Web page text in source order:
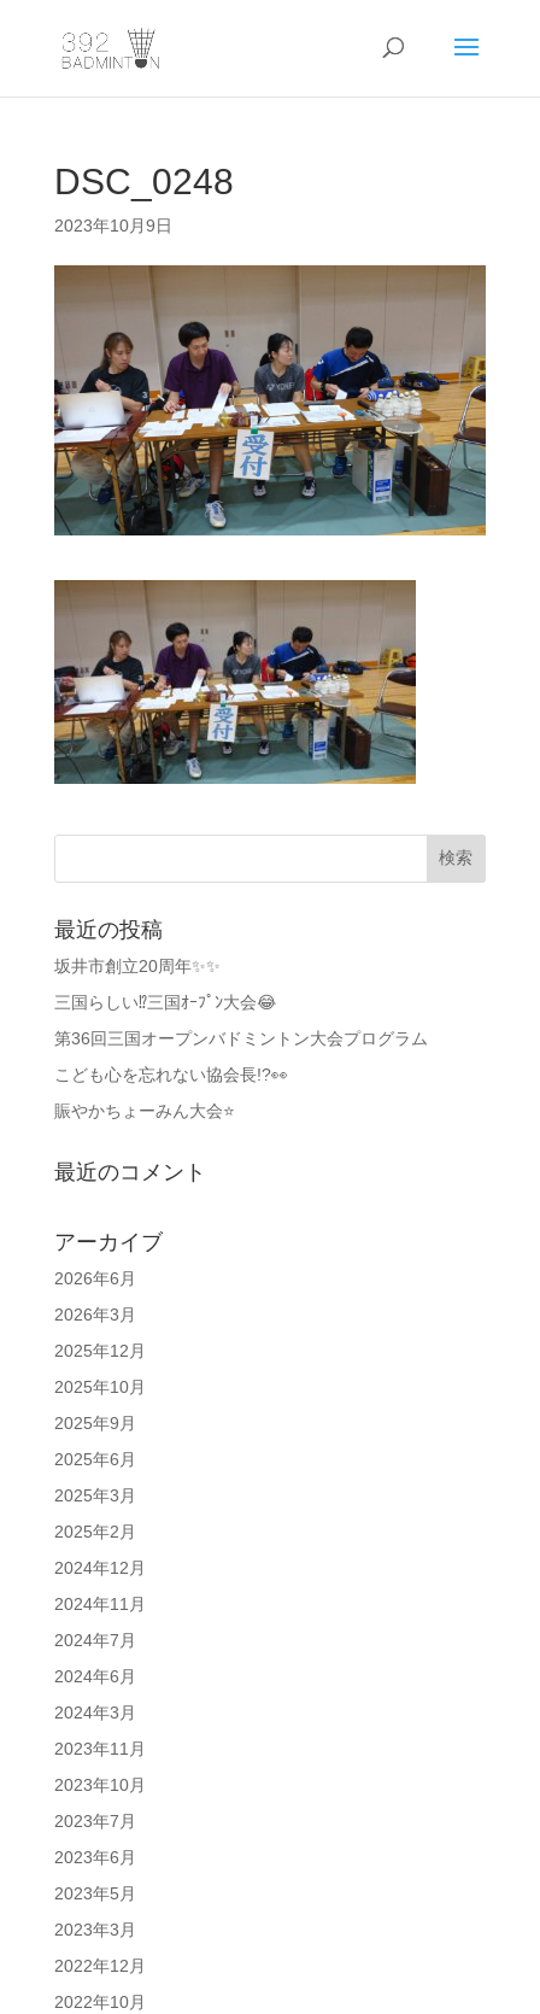
DSC_0248
2023年10月9日
最近の投稿
坂井市創立20周年✨✨
三国らしい⁉️三国ｵｰﾌﾟﾝ大会😂
第36回三国オープンバドミントン大会プログラム
こども心を忘れない協会長!?👀
賑やかちょーみん大会⭐
最近のコメント
アーカイブ
2026年6月
2026年3月
2025年12月
2025年10月
2025年9月
2025年6月
2025年3月
2025年2月
2024年12月
2024年11月
2024年7月
2024年6月
2024年3月
2023年11月
2023年10月
2023年7月
2023年6月
2023年5月
2023年3月
2022年12月
2022年10月